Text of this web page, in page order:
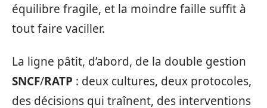
équilibre fragile, et la moindre faille suffit à
tout faire vaciller.
La ligne pâtit, d’abord, de la double gestion
SNCF/RATP : deux cultures, deux protocoles,
des décisions qui traînent, des interventions